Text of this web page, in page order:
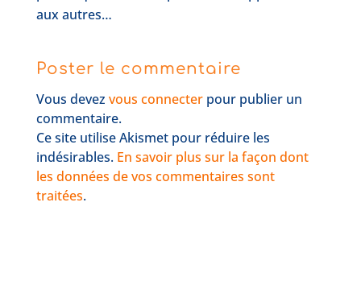
aux autres…
Poster le commentaire
Vous devez vous connecterpour publier un
commentaire.
Ce site utilise Akismet pour réduire les
indésirables. En savoir plus sur la façon dont
les données de vos commentaires sont
traitées.